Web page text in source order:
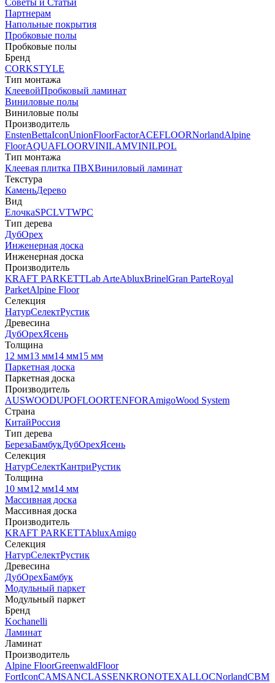
Советы и Статьи
Партнерам
Напольные покрытия
Пробковые полы
Пробковые полы
Бренд
CORKSTYLE
Тип монтажа
КлеевойПробковый ламинат
Виниловые полы
Виниловые полы
Производитель
EnstenBettaIconUnionFloorFactorACEFLOORNorlandAlpine
FloorAQUAFLOORVINILAMVINILPOL
Тип монтажа
Клеевая плитка ПВХВиниловый ламинат
Текстура
КаменьДерево
Вид
ЕлочкаSPCLVTWPC
Тип дерева
ДубОрех
Инженерная доска
Инженерная доска
Производитель
KRAFT PARKETTLab ArteAbluxBrinelGran ParteRoyal
ParketAlpine Floor
Селекция
НатурСелектРустик
Древесина
ДубОрехЯсень
Толщина
12 мм13 мм14 мм15 мм
Паркетная доска
Паркетная доска
Производитель
AUSWOODUPOFLOORTENFORAmigoWood System
Страна
КитайРоссия
Тип дерева
БерезаБамбукДубОрехЯсень
Селекция
НатурСелектКантриРустик
Толщина
10 мм12 мм14 мм
Массивная доска
Массивная доска
Производитель
KRAFT PARKETTAbluxAmigo
Селекция
НатурСелектРустик
Древесина
ДубОрехБамбук
Модульный паркет
Модульный паркет
Бренд
Kochanelli
Ламинат
Ламинат
Производитель
Alpine FloorGreenwaldFloor
FortIconCAMSANCLASSENKRONOTEXALLOCNorlandCBM